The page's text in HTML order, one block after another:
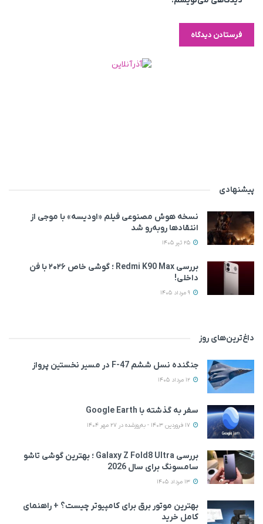
پیشنهادی
نسخه هوش مصنوعی فیلم «اودیسه» با موجی از
انتقادها روبه‌رو شد
بررسی Redmi K90 Max ؛ گوشی خاص‌ ۲۰۲۶ با فن
داخلی!
داغ‌ترین‌های روز
جنگنده نسل ششم F-47 در مسیر نخستین پرواز
سفر به گذشته با Google Earth
بررسی Galaxy Z Fold8 Ultra ؛ بهترین گوشی تاشو
سامسونگ برای سال 2026
بهترین موتور برق برای کامپیوتر چیست؟ + راهنمای
کامل خرید